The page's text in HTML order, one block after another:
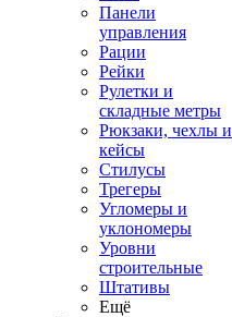
Панели
управления
Рации
Рейки
Рулетки и
складные метры
Рюкзаки, чехлы и
кейсы
Стилусы
Трегеры
Угломеры и
уклономеры
Уровни
строительные
Штативы
Ещё